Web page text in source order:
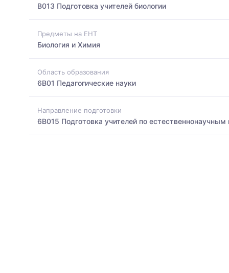
B013 Подготовка учителей биологии
Предметы на ЕНТ
Биология и Химия
Область образования
6B01 Педагогические науки
Направление подготовки
6B015 Подготовка учителей по